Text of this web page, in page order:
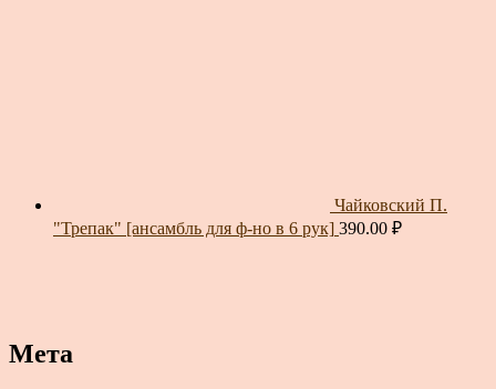
Чайковский П.
"Трепак" [ансамбль для ф-но в 6 рук] 390.00 ₽
Мета